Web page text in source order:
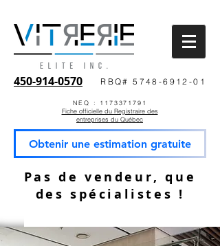
450-914-0570 RBQ# 5748-6912-01
NEQ : 1173371791
Fiche officielle du Registraire des
entreprises du Québec
Obtenir une estimation gratuite
Pas de vendeur, que
des spécialistes !